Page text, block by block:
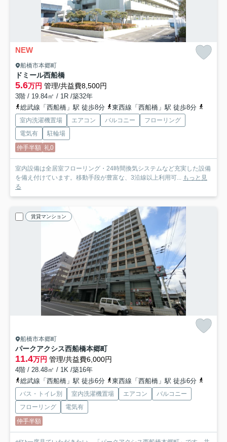
NEW
船橋市本郷町
ドミール西船橋
5.6万円 管理/共益費8,500円
3階 / 19.84㎡ / 1R /築32年
総武線「西船橋」駅 徒歩8分
東西線「西船橋」駅 徒歩8分
室内洗濯機置場 エアコン バルコニー
フローリング
電気有
駐輪場
仲手半額 礼0
室内設備は全居室フローリング・24時間換気システムなど充実した設備
を備え付けています。移動手段が豊富な、3沿線以上利用可... もっと見
る
賃貸マンション
船橋市本郷町
パークアクシス西船橋本郷町
11.4万円 管理/共益費6,000円
4階 / 28.48㎡ / 1K /築16年
総武線「西船橋」駅 徒歩6分
東西線「西船橋」駅 徒歩6分
バス・トイレ別 室内洗濯機置場 エアコン
バルコニー
フローリング
電気有
仲手半額